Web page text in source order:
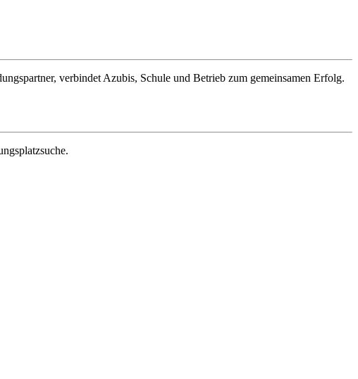
verbindet Azubis, Schule und Betrieb zum gemeinsamen Erfolg.